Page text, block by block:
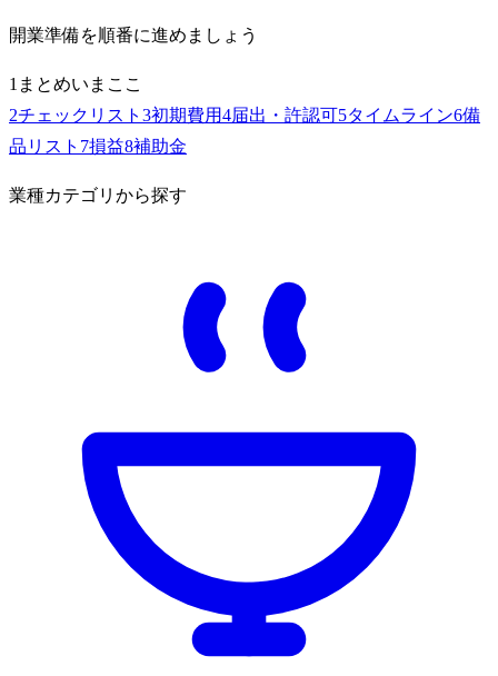
開業準備を順番に進めましょう
1 まとめいまここ
2チェックリスト 3初期費用4届出・許認可5タイムライン6備
品リスト 7損益8補助金
業種カテゴリから探す